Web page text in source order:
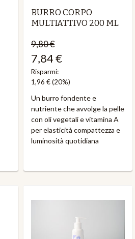
BURRO CORPO
MULTIATTIVO 200 ML
9,80 €
7,84 €
Risparmi:
1,96 €(20%)
Un burro fondente e
nutriente che avvolge la pelle
con oli vegetali e vitamina A
per elasticità compattezza e
luminosità quotidiana